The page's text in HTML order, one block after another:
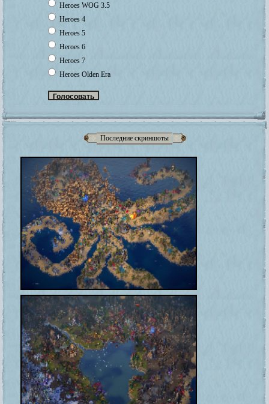
Heroes WOG 3.5
Heroes 4
Heroes 5
Heroes 6
Heroes 7
Heroes Olden Era
Последние скриншоты